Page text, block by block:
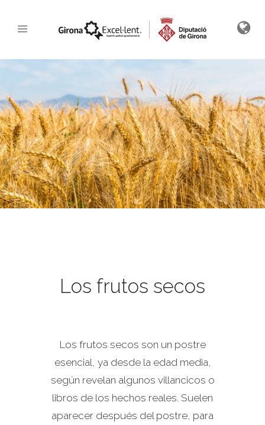
Los frutos secos
Los frutos secos son un postre
esencial, ya desde la edad media,
según revelan algunos villancicos o
libros de los hechos reales. Suelen
aparecer después del postre, para